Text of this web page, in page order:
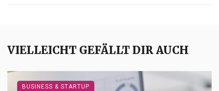
VIELLEICHT GEFÄLLT DIR AUCH
BUSINESS & STARTUP